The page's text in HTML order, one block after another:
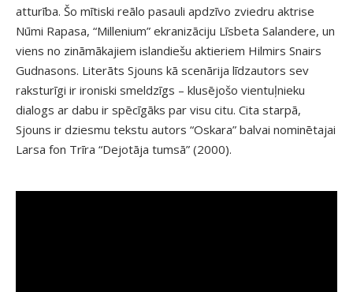
atturība. Šo mītiski reālo pasauli apdzīvo zviedru aktrise
Nūmi Rapasa, “Millenium” ekranizāciju Līsbeta Salandere, un
viens no zināmākajiem islandiešu aktieriem Hilmirs Snairs
Gudnasons. Literāts Sjouns kā scenārija līdzautors sev
raksturīgi ir ironiski smeldzīgs – klusējošo vientuļnieku
dialogs ar dabu ir spēcīgāks par visu citu. Cita starpā,
Sjouns ir dziesmu tekstu autors “Oskara” balvai nominētajai
Larsa fon Trīra “Dejotāja tumsā” (2000).